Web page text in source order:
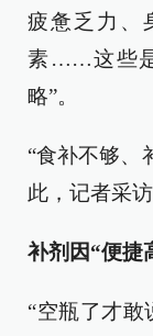
疲惫乏力、
素……这些
略”。
“食补不够、
此，记者采
补剂因“便捷
“空瓶了才敢